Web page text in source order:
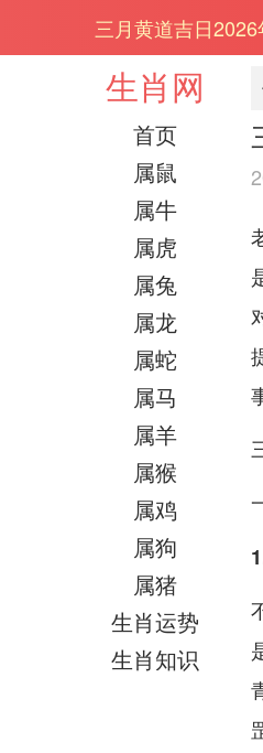
三月黄道吉日
生肖网
首页
属鼠
属牛
属虎
属兔
属龙
属蛇
属马
属羊
属猴
属鸡
属狗
属猪
生肖运势
生肖知识